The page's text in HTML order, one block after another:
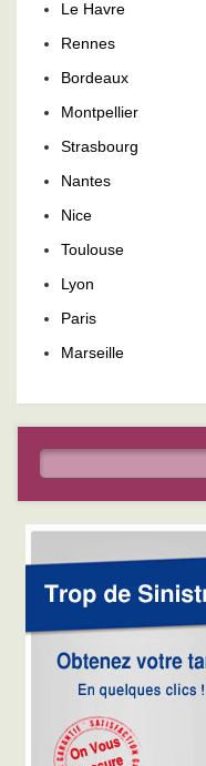
Le Havre
Rennes
Bordeaux
Montpellier
Strasbourg
Nantes
Nice
Toulouse
Lyon
Paris
Marseille